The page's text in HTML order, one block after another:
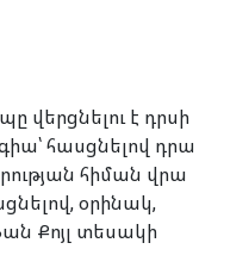
վերցնելու է դրսի
հասցնելով դրա
հիման վրա
օրինակ,
Քոյլ տեսակի